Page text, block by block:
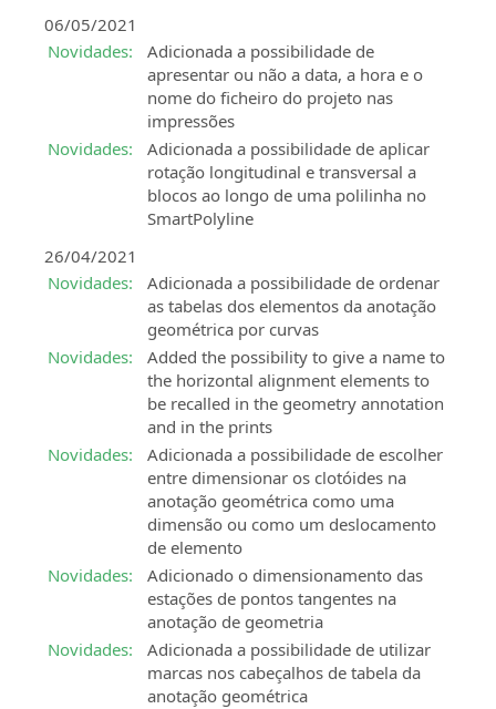
06/05/2021
Novidades:
Adicionada a possibilidade de
apresentar ou não a data, a hora e o
nome do ficheiro do projeto nas
impressões
Novidades:
Adicionada a possibilidade de aplicar
rotação longitudinal e transversal a
blocos ao longo de uma polilinha no
SmartPolyline
26/04/2021
Novidades:
Adicionada a possibilidade de ordenar
as tabelas dos elementos da anotação
geométrica por curvas
Novidades:
Added the possibility to give a name to
the horizontal alignment elements to
be recalled in the geometry annotation
and in the prints
Novidades:
Adicionada a possibilidade de escolher
entre dimensionar os clotóides na
anotação geométrica como uma
dimensão ou como um deslocamento
de elemento
Novidades:
Adicionado o dimensionamento das
estações de pontos tangentes na
anotação de geometria
Novidades:
Adicionada a possibilidade de utilizar
marcas nos cabeçalhos de tabela da
anotação geométrica